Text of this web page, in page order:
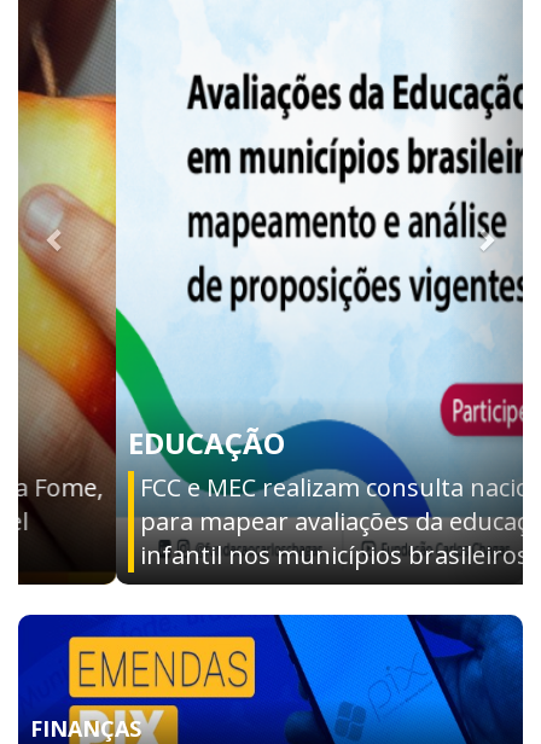
EDUCAÇÃO
FCC e MEC realizam consulta nacional
para mapear avaliações da educação
infantil nos municípios brasileiros
FINANÇAS